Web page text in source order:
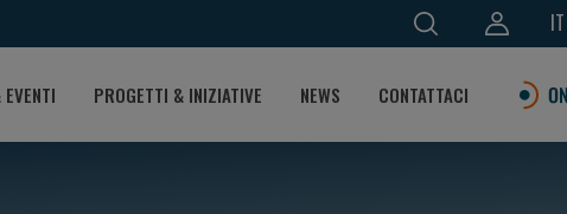
IT
PROGETTI & INIZIATIVE NEWS CONTATTACI